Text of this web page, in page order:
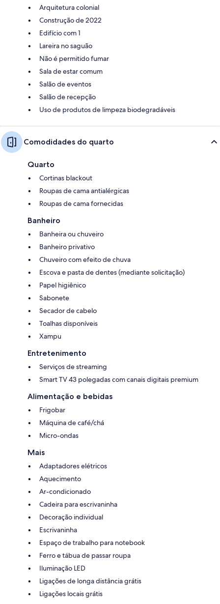
Arquitetura colonial
Construção de 2022
Edifício com 1
Lareira no saguão
Não é permitido fumar
Sala de estar comum
Salão de eventos
Salão de recepção
Uso de produtos de limpeza biodegradáveis
Comodidades do quarto
Quarto
Cortinas blackout
Roupas de cama antialérgicas
Roupas de cama fornecidas
Banheiro
Banheira ou chuveiro
Banheiro privativo
Chuveiro com efeito de chuva
Escova e pasta de dentes (mediante solicitação)
Papel higiênico
Sabonete
Secador de cabelo
Toalhas disponíveis
Xampu
Entretenimento
Serviços de streaming
Smart TV 43 polegadas com canais digitais premium
Alimentação e bebidas
Frigobar
Máquina de café/chá
Micro-ondas
Mais
Adaptadores elétricos
Aquecimento
Ar-condicionado
Cadeira para escrivaninha
Decoração individual
Escrivaninha
Espaço de trabalho para notebook
Ferro e tábua de passar roupa
Iluminação LED
Ligações de longa distância grátis
Ligações locais grátis